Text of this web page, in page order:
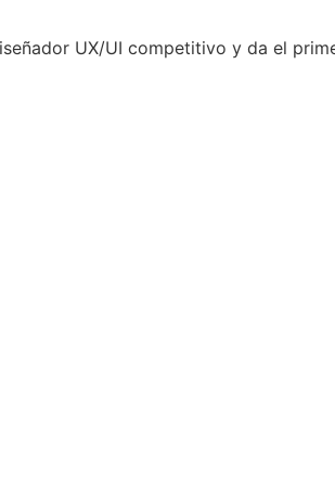
UX/UI competitivo y da el